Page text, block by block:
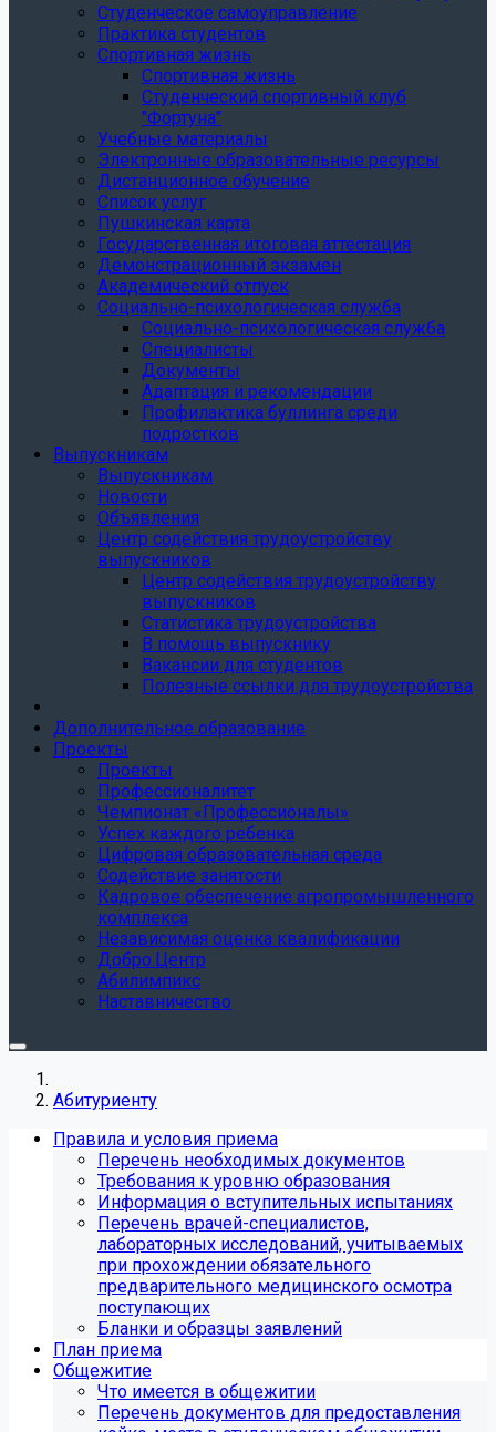
Студенческое самоуправление
Практика студентов
Спортивная жизнь
Спортивная жизнь
Студенческий спортивный клуб
"Фортуна"
Учебные материалы
Электронные образовательные ресурсы
Дистанционное обучение
Список услуг
Пушкинская карта
Государственная итоговая аттестация
Демонстрационный экзамен
Академический отпуск
Социально-психологическая служба
Социально-психологическая служба
Специалисты
Документы
Адаптация и рекомендации
Профилактика буллинга среди
подростков
Выпускникам
Выпускникам
Новости
Объявления
Центр содействия трудоустройству
выпускников
Центр содействия трудоустройству
выпускников
Статистика трудоустройства
В помощь выпускнику
Вакансии для студентов
Полезные ссылки для трудоустройства
Дополнительное образование
Проекты
Проекты
Профессионалитет
Чемпионат «Профессионалы»
Успех каждого ребенка
Цифровая образовательная среда
Содействие занятости
Кадровое обеспечение агропромышленного
комплекса
Независимая оценка квалификации
Добро.Центр
Абилимпикс
Наставничество
Абитуриенту
Правила и условия приема
Перечень необходимых документов
Требования к уровню образования
Информация о вступительных испытаниях
Перечень врачей-специалистов,
лабораторных исследований, учитываемых
при прохождении обязательного
предварительного медицинского осмотра
поступающих
Бланки и образцы заявлений
План приема
Общежитие
Что имеется в общежитии
Перечень документов для предоставления